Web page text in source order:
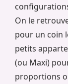
On le
pour un coin
petits
(ou Maxi)
proportions